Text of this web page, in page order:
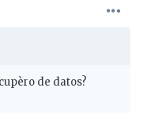
de datos?